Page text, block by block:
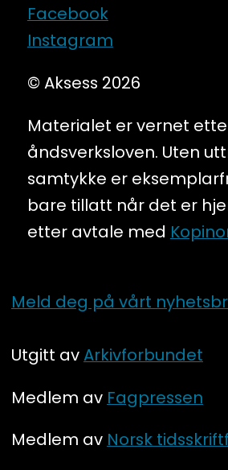
Facebook
Instagram
© Aksess 2026
Materialet er vernet
åndsverksloven. Uten
samtykke er
bare tillatt når det er
etter avtale med
Meld deg på vårt
Utgitt avArkivforbundet
Medlem av Fagpressen
Medlem av Norsk